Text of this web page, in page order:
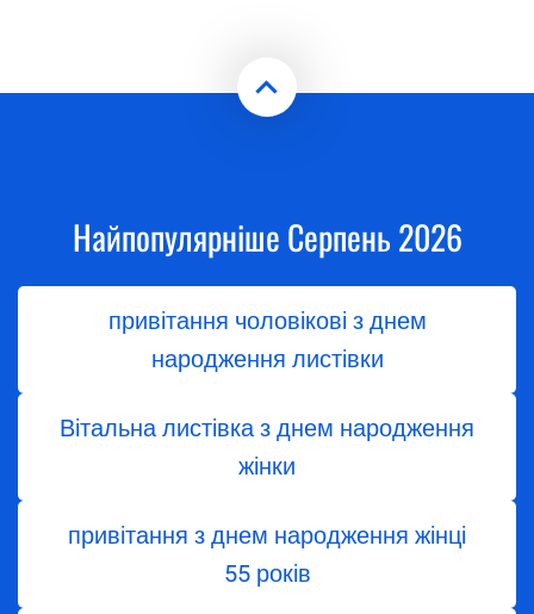
Найпопулярніше Серпень 2026
привітання чоловікові з днем
народження листівки
Вітальна листівка з днем народження
жінки
привітання з днем народження жінці
55 років